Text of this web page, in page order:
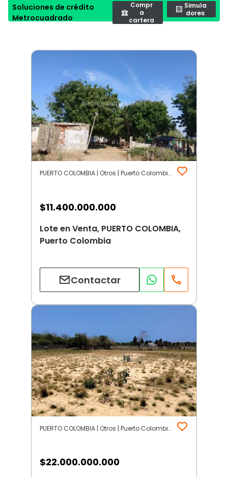
Soluciones de crédito
Metrocuadrado
Compr
a
cartera
Simula
dores
PUERTO COLOMBIA | Otros | Puerto Colombia
$11.400.000.000
Lote en Venta, PUERTO COLOMBIA,
Puerto Colombia
Contactar
PUERTO COLOMBIA | Otros | Puerto Colombia
$22.000.000.000